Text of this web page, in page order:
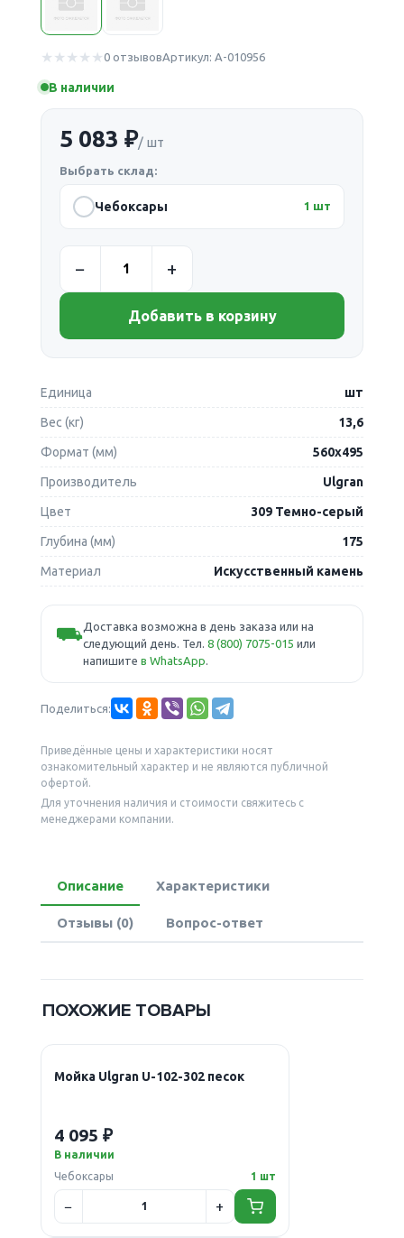
0 отзывовАртикул: А-010956
В наличии
5 083 ₽/ шт
Выбрать склад:
Чебоксары 1 шт
Добавить в корзину
Единица шт
Вес (кг) 13,6
Формат (мм) 560х495
Производитель Ulgran
Цвет 309 Темно-серый
Глубина (мм) 175
Материал Искусственный камень
⛟Доставка возможна в день заказа или на
следующий день. Тел. 8 (800) 7075-015 или
напишите в WhatsApp.
Поделиться:
Приведённые цены и характеристики носят
ознакомительный характер и не являются публичной
офертой.
Для уточнения наличия и стоимости свяжитесь с
менеджерами компании.
Описание Характеристики
Отзывы (0) Вопрос-ответ
ПОХОЖИЕ ТОВАРЫ
Мойка Ulgran U-102-302 песок
4 095 ₽
В наличии
Чебоксары
1 шт